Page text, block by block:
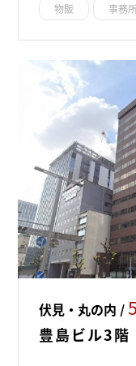
物販 事務所
伏見・丸の内 /
豊島ビル3階